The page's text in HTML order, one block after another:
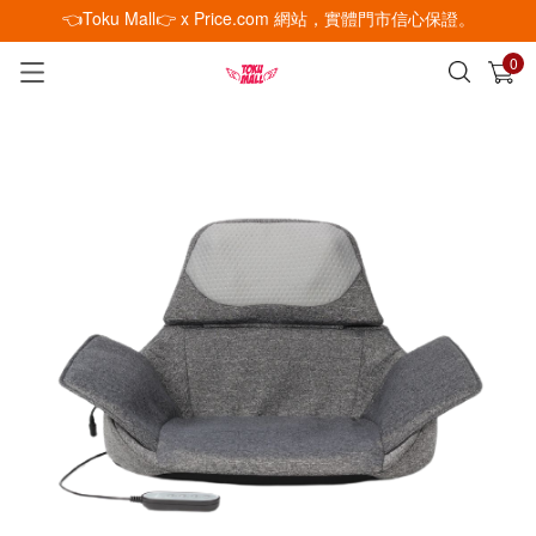
👈Toku Mall👉 x Price.com 網站，實體門市信心保證。
0
已加入購物車 查看